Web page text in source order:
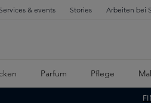
Services & events Stories Arbeiten bei
Parfum Pflege